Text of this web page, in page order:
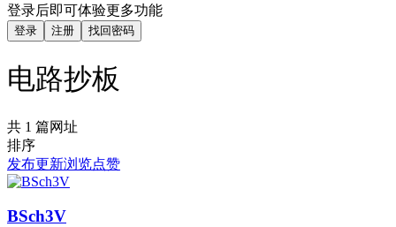
登录后即可体验更多功能
登录 注册 找回密码
电路抄板
共 1 篇网址
排序
发布更新浏览点赞
BSch3V